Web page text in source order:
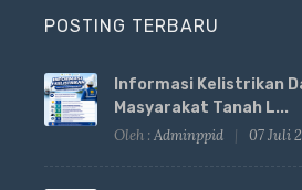
POSTING TERBARU
Informasi Kelistrikan
Masyarakat Tanah L...
Oleh :Adminppid 07 Juli